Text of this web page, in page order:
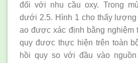
đối với nhu cầu oxy. Trong
dưới 2.5. Hình 1 cho thấy lượng
ao được xác định bằng nghiệm
quy được thực hiện trên toàn
hồi quy so với đầu vào